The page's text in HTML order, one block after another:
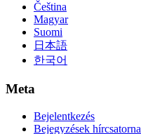
Čeština
Magyar
Suomi
日本語
한국어
Meta
Bejelentkezés
Bejegyzések hírcsatorna